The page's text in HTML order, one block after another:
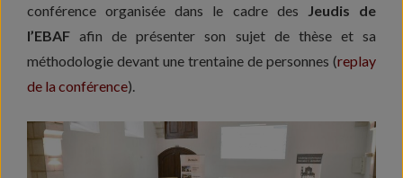
conférence organisée dans le cadre des
Jeudis de
l’EBAF afin de présenter son sujet de thèse et sa
méthodologie devant une trentaine de personnes (replay
de la conférence).